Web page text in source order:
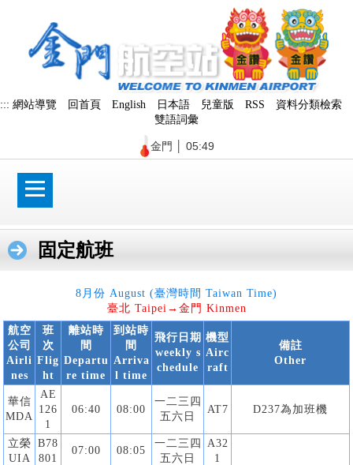
塊
::: 網站導覽 回首頁 English 日本語 兒童版 RSS
資料分類檢索
雙語詞彙
金門 05:49
固定航班
8 月份 August (臺灣時間 Taiwan Time)
臺北 Taipei → 金門 Kinmen
航空
公司
Airli
nes
班
次
Flig
ht
離站時
間
Departu
re time
到站時
間
Arriva
l time
飛行日期
weekly s
chedule
機型
Airc
raft
備註
Other
華信
MDA
AE
126
1
06:40 08:00
一二三四
五六日
AT7 D237為加班機
立榮
UIA
B78
801
07:00 08:05
一二三四
五六日
A32
1